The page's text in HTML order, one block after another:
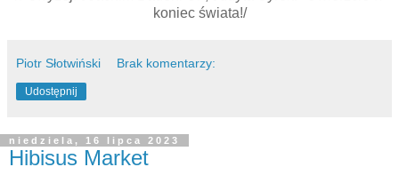
koniec świata!/
Piotr Słotwiński Brak komentarzy:
Udostępnij
niedziela, 16 lipca 2023
Hibisus Market